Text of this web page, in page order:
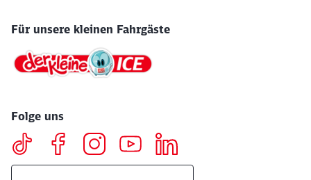
Für unsere kleinen Fahrgäste
Folge uns